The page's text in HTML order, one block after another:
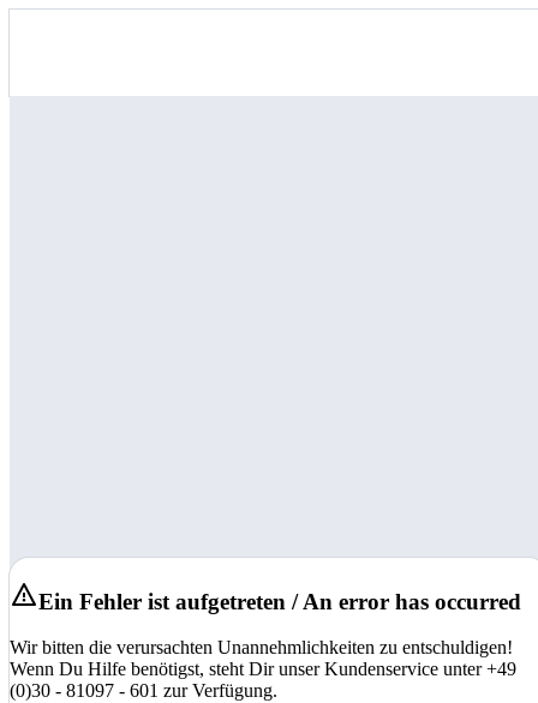
Ein Fehler ist aufgetreten / An error has occurred
Wir bitten die verursachten Unannehmlichkeiten zu entschuldigen!
Wenn Du Hilfe benötigst, steht Dir unser Kundenservice unter +49
(0)30 - 81097 - 601 zur Verfügung.